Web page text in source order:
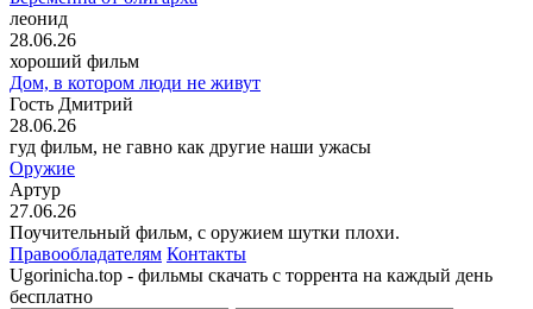
леонид
28.06.26
хороший фильм
Дом, в котором люди не живут
Гость Дмитрий
28.06.26
гуд фильм, не гавно как другие наши ужасы
Оружие
Артур
27.06.26
Поучительный фильм, с оружием шутки плохи.
Правообладателям Контакты
Ugorinicha.top - фильмы скачать с торрента на каждый день
бесплатно